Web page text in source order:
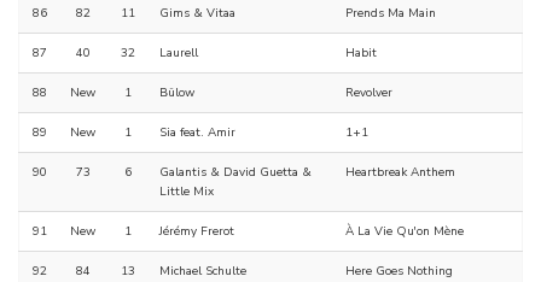
86 82 11 Gims & Vitaa Prends Ma Main
87 40 32 Laurell Habit
88 New 1 Bülow Revolver
89 New 1 Sia feat. Amir 1+1
90 73 6
Galantis & David Guetta &
Little Mix
Heartbreak Anthem
91 New 1 Jérémy Frerot À La Vie Qu'on Mène
92 84 13 Michael Schulte Here Goes Nothing